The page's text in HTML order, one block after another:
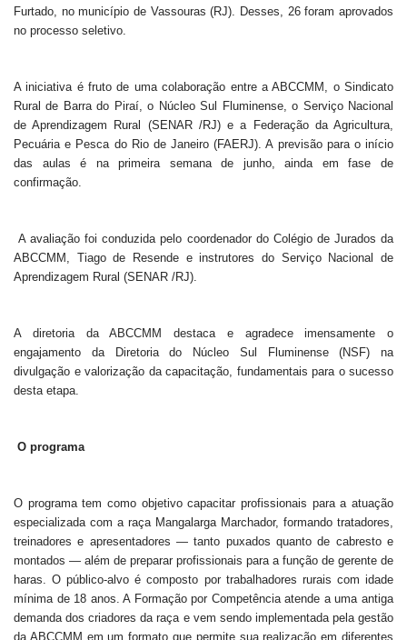
Furtado, no município de Vassouras (RJ). Desses, 26 foram aprovados
no processo seletivo.
A iniciativa é fruto de uma colaboração entre a ABCCMM, o Sindicato
Rural de Barra do Piraí, o Núcleo Sul Fluminense, o Serviço Nacional
de Aprendizagem Rural (SENAR /RJ) e a Federação da Agricultura,
Pecuária e Pesca do Rio de Janeiro (FAERJ). A previsão para o início
das aulas é na primeira semana de junho, ainda em fase de
confirmação.
A avaliação foi conduzida pelo coordenador do Colégio de Jurados da
ABCCMM, Tiago de Resende e instrutores do Serviço Nacional de
Aprendizagem Rural (SENAR /RJ).
A diretoria da ABCCMM destaca e agradece imensamente o
engajamento da Diretoria do Núcleo Sul Fluminense (NSF) na
divulgação e valorização da capacitação, fundamentais para o sucesso
desta etapa.
O programa
O programa tem como objetivo capacitar profissionais para a atuação
especializada com a raça Mangalarga Marchador, formando tratadores,
treinadores e apresentadores — tanto puxados quanto de cabresto e
montados — além de preparar profissionais para a função de gerente de
haras. O público-alvo é composto por trabalhadores rurais com idade
mínima de 18 anos. A Formação por Competência atende a uma antiga
demanda dos criadores da raça e vem sendo implementada pela gestão
da ABCCMM em um formato que permite sua realização em diferentes